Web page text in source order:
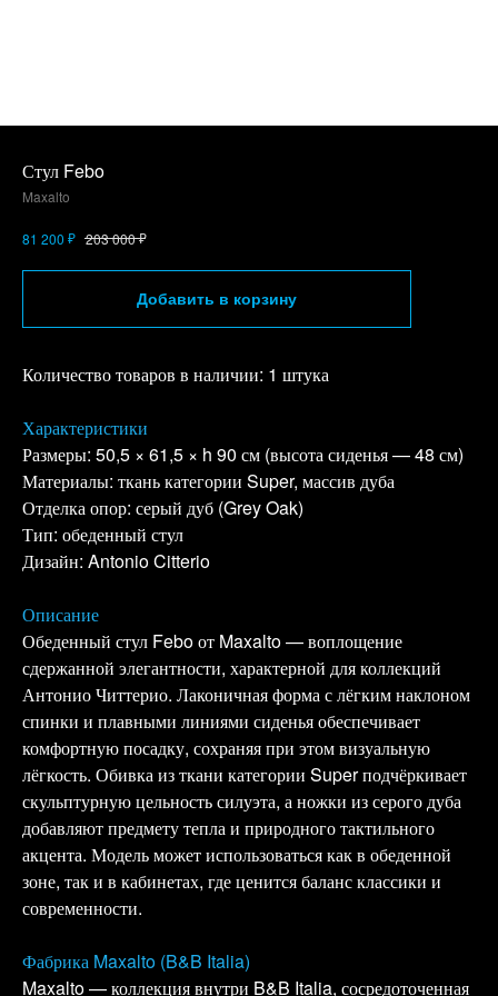
Стул Febo
Maxalto
81 200 ₽ 203 000₽
Добавить в корзину
Количество товаров в наличии: 1 штука
Характеристики
Размеры: 50,5 × 61,5 × h 90 см (высота сиденья — 48 см)
Материалы: ткань категории Super, массив дуба
Отделка опор: серый дуб (Grey Oak)
Тип: обеденный стул
Дизайн: Antonio Citterio
Описание
Обеденный стул Febo от Maxalto — воплощение
сдержанной элегантности, характерной для коллекций
Антонио Читтерио. Лаконичная форма с лёгким наклоном
спинки и плавными линиями сиденья обеспечивает
комфортную посадку, сохраняя при этом визуальную
лёгкость. Обивка из ткани категории Super подчёркивает
скульптурную цельность силуэта, а ножки из серого дуба
добавляют предмету тепла и природного тактильного
акцента. Модель может использоваться как в обеденной
зоне, так и в кабинетах, где ценится баланс классики и
современности.
Фабрика Maxalto (B&B Italia)
Maxalto — коллекция внутри B&B Italia, сосредоточенная